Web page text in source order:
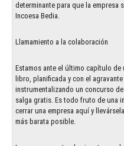
determinante para que la empresa
Incoesa Bedia.
Llamamiento a la colaboración
Estamos ante el último capítulo de
libro, planificada y con el
instrumentalizando un concurso
salga gratis. Es todo fruto de una
cerrar una empresa aquí y
más barata posible.